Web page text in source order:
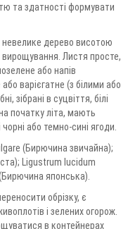
та здатності формувати
невелике дерево висотою
вирощування. Листя просте,
або напів
варієгатне (з білими або
зібрані в суцвіття, білі
початку літа, мають
або темно-сині ягоди.
(Бирючина звичайна);
Ligustrum lucidum
японська).
обрізку, є
і зелених огорож.
в контейнерах